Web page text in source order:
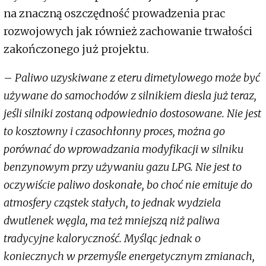
na znaczną oszczędność prowadzenia prac
rozwojowych jak również zachowanie trwałości
zakończonego już projektu.
– Paliwo uzyskiwane z eteru dimetylowego może być
używane do samochodów z silnikiem diesla już teraz,
jeśli silniki zostaną odpowiednio dostosowane. Nie jest
to kosztowny i czasochłonny proces, można go
porównać do wprowadzania modyfikacji w silniku
benzynowym przy używaniu gazu LPG. Nie jest to
oczywiście paliwo doskonałe, bo choć nie emituje do
atmosfery cząstek stałych, to jednak wydziela
dwutlenek węgla, ma też mniejszą niż paliwa
tradycyjne kaloryczność. Myśląc jednak o
koniecznych w przemyśle energetycznym zmianach,